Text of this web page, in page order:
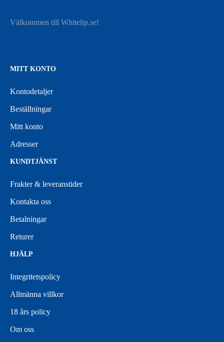
Välkommen till Whitelip.se!
MITT KONTO
Kontodetaljer
Beställningar
Mitt konto
Adresser
KUNDTJÄNST
Frakter & leveranstider
Kontakta oss
Betalningar
Returer
HJÄLP
Integritetspolicy
Allmänna villkor
18 års policy
Om oss